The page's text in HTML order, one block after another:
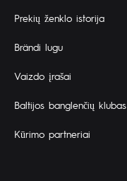
Prekių ženklo istorija
Brändi lugu
Vaizdo įrašai
Baltijos banglenčių klubas
Kūrimo partneriai